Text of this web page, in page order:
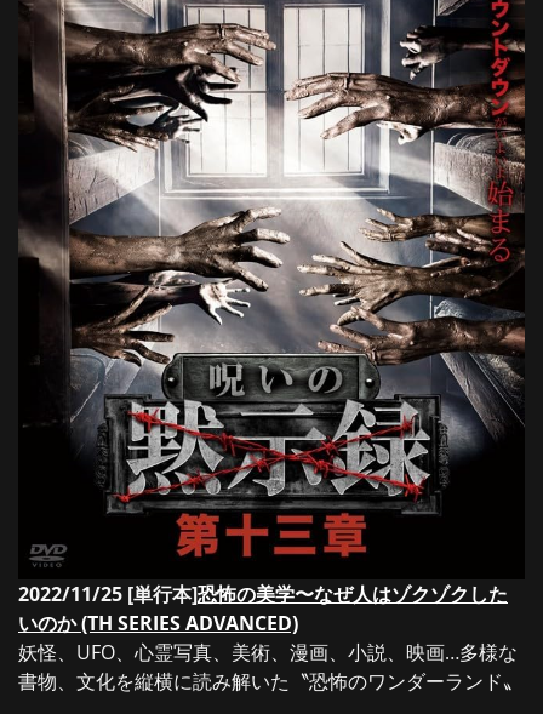
2022/11/25 [単行本]恐怖の美学〜なぜ人はゾクゾクした
いのか (TH SERIES ADVANCED)
妖怪、UFO、心霊写真、美術、漫画、小説、映画…多様な
書物、文化を縦横に読み解いた〝恐怖のワンダーランド〟